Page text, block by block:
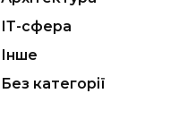
ІТ-сфера
Інше
Без категорії